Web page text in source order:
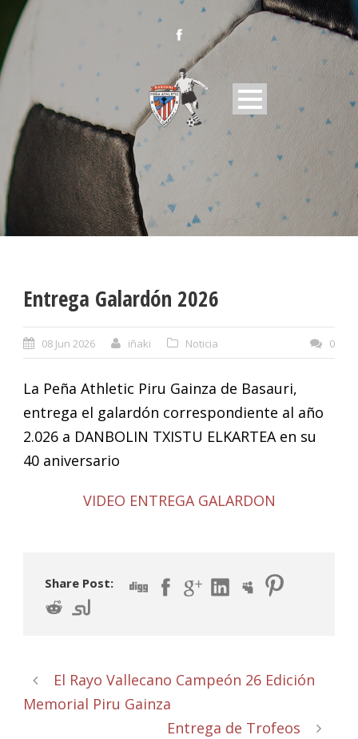
Entrega Galardón 2026
08 Jun 2026 iñaki Noticia 0
La Peña Athletic Piru Gainza de Basauri,
entrega el galardón correspondiente al año
2.026 a DANBOLIN TXISTU ELKARTEA en su
40 aniversario
VIDEO ENTREGA GALARDON
Share Post:
El Rayo Vallecano Campeón 26 Edición
Memorial Piru Gainza
Entrega de Trofeos